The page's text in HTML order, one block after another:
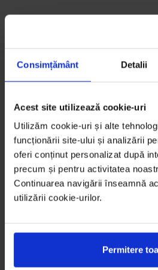
Consimțământ Detalii
Acest site utilizează cookie-uri
Utilizăm cookie-uri și alte
funcționării site-ului și analizării
oferi conținut personalizat după
precum și pentru activitatea
Continuarea navigării înseamnă
utilizării cookie-urilor.
Permitere